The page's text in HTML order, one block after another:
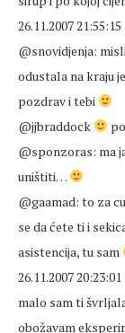
26.11.2007
@snovidjenja:
odustala na kraju
pozdrav i tebi
@jjbraddock
@sponzoras: ma
uništiti…
@gaamad: to za
se da ćete ti i
asistencija, tu sam
26.11.2007
malo sam ti
obožavam